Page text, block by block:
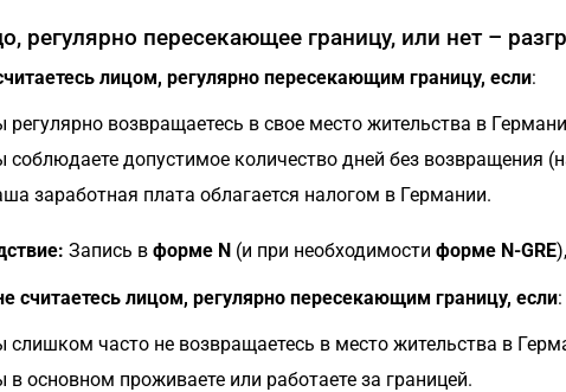
регулярно пересекающее границу, или нет –
лицом, регулярно пересекающим границу, если:
регулярно возвращаетесь в свое место жительства в
соблюдаете допустимое количество дней без возвращения
заработная плата облагается налогом в Германии.
Запись в форме N(и при необходимости форме N-GRE),
считаетесь лицом, регулярно пересекающим границу, если:
слишком часто не возвращаетесь в место жительства в
в основном проживаете или работаете за границей.